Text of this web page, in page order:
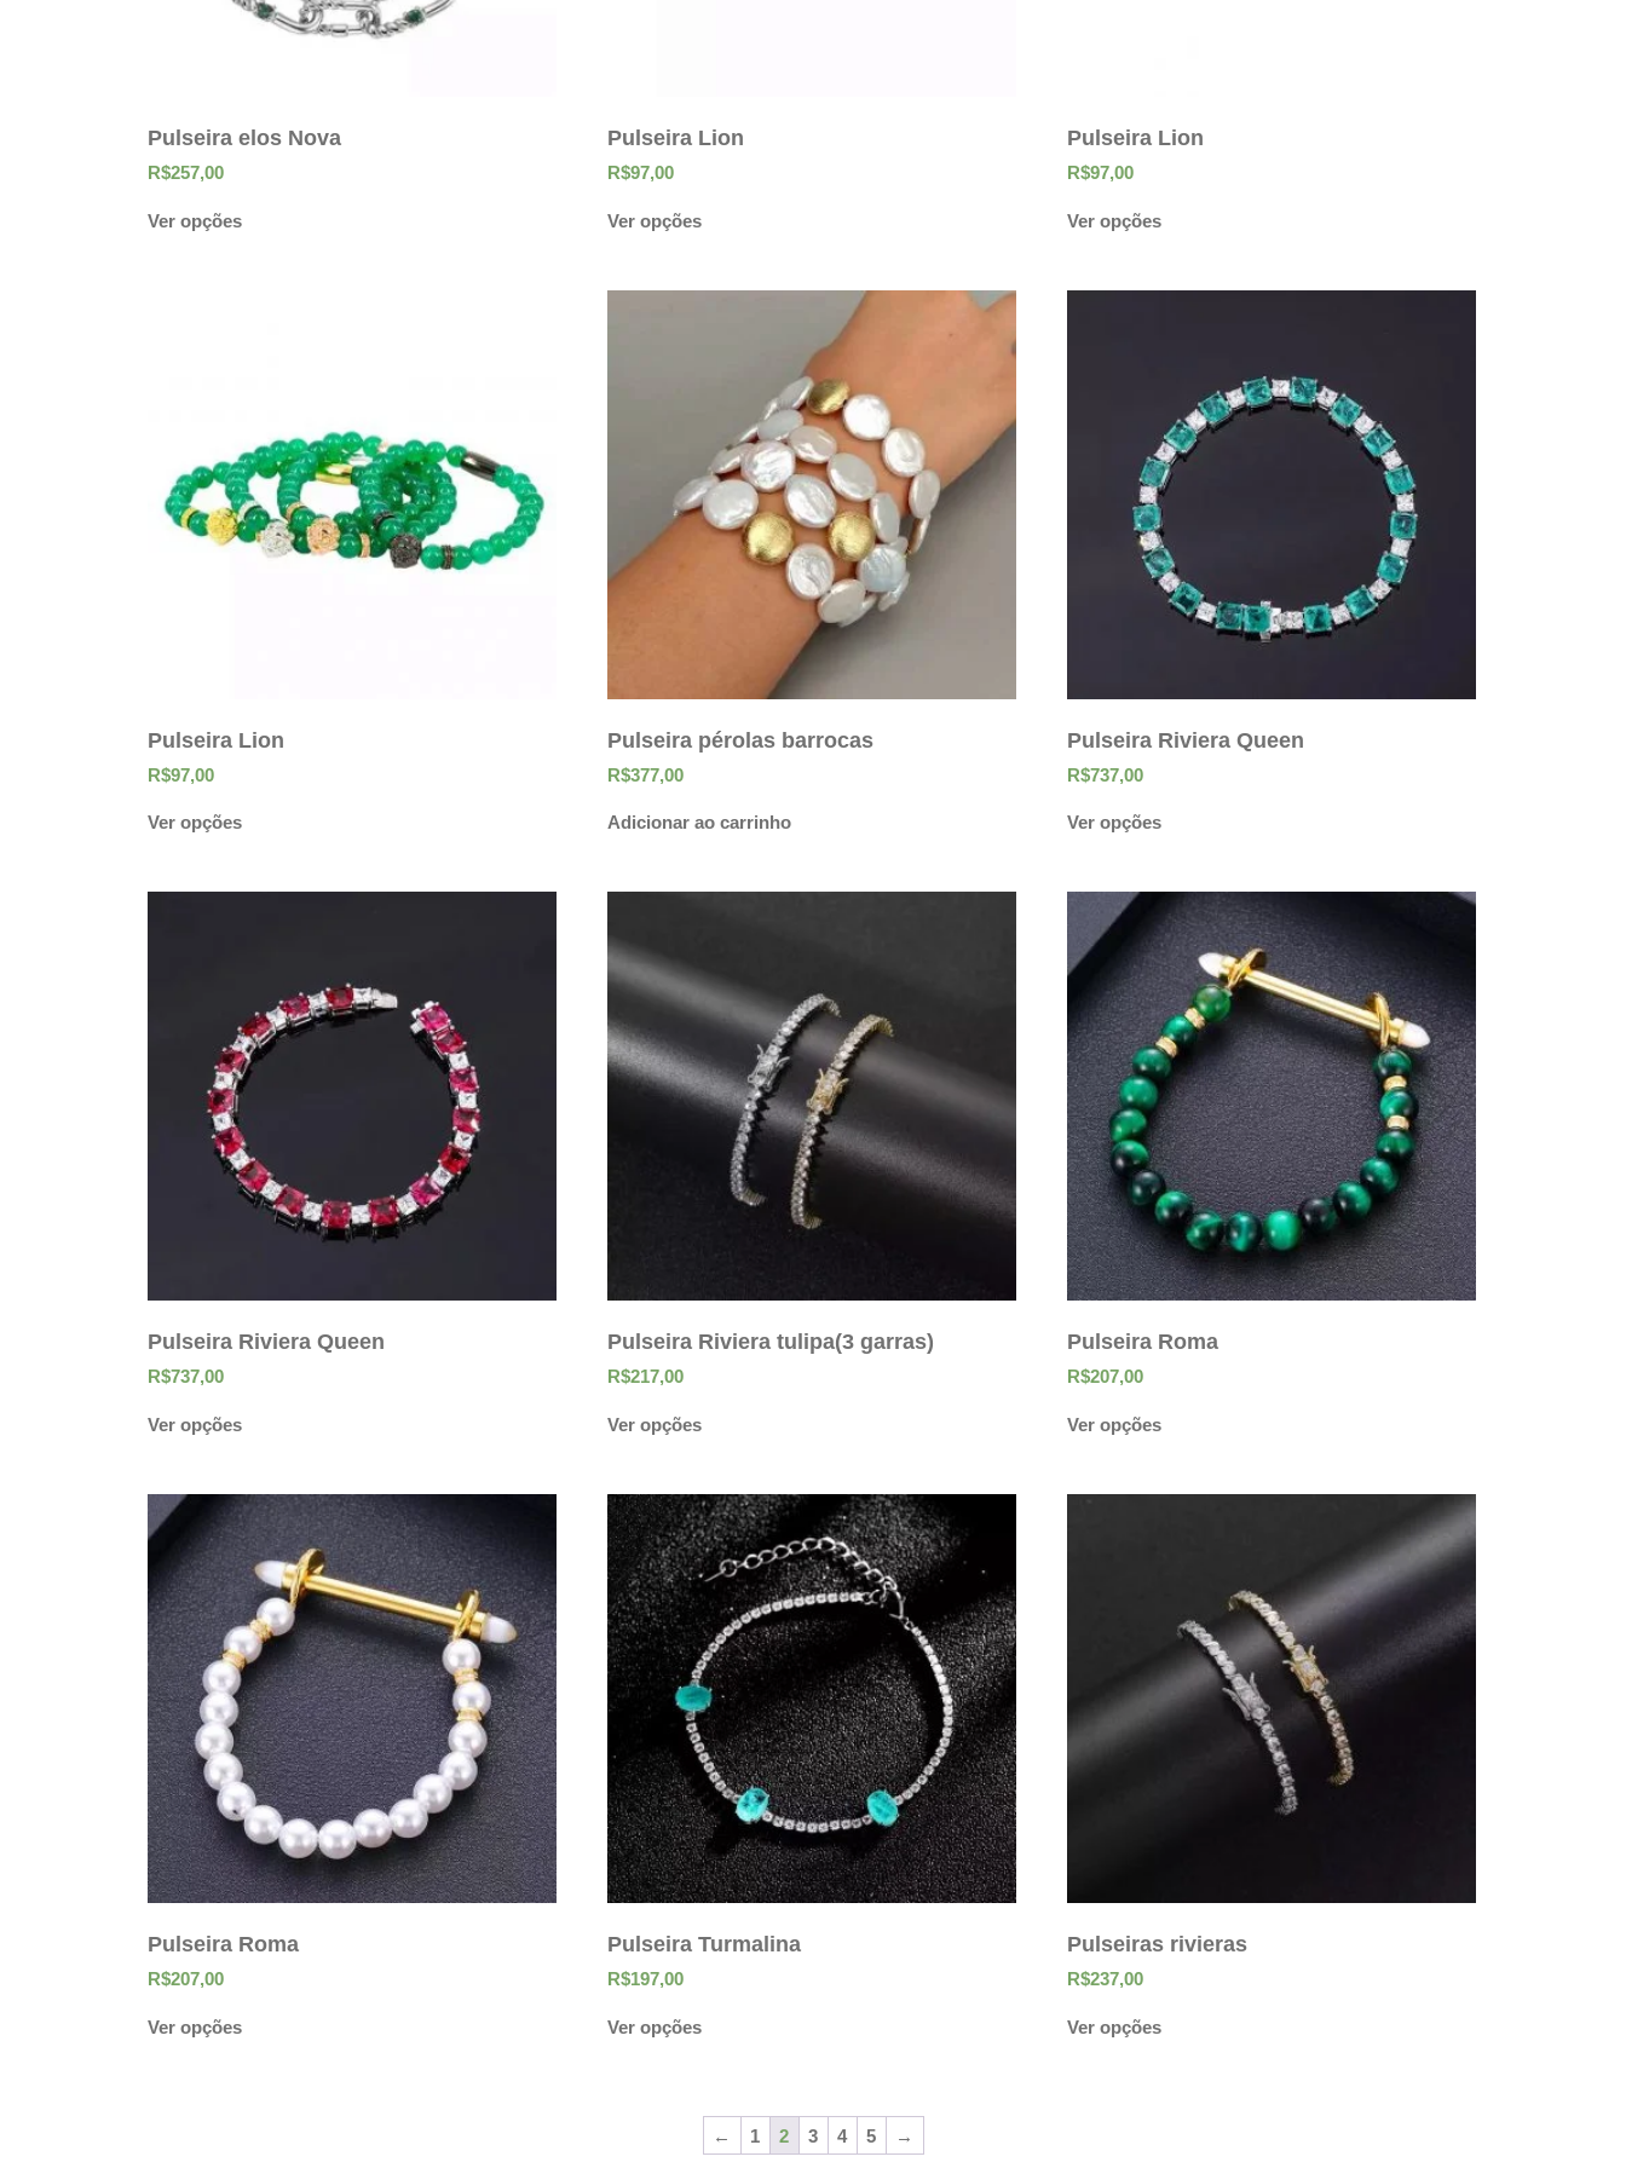
Pulseira elos Nova
R$257,00
Ver opções
Pulseira Lion
R$97,00
Ver opções
Pulseira Lion
R$97,00
Ver opções
Pulseira Lion
R$97,00
Ver opções
Pulseira pérolas barrocas
R$377,00
Adicionar ao carrinho
Pulseira Riviera Queen
R$737,00
Ver opções
Pulseira Riviera Queen
R$737,00
Ver opções
Pulseira Riviera tulipa(3 garras)
R$217,00
Ver opções
Pulseira Roma
R$207,00
Ver opções
Pulseira Roma
R$207,00
Ver opções
Pulseira Turmalina
R$197,00
Ver opções
Pulseiras rivieras
R$237,00
Ver opções
← 1 2 3 4 5 →